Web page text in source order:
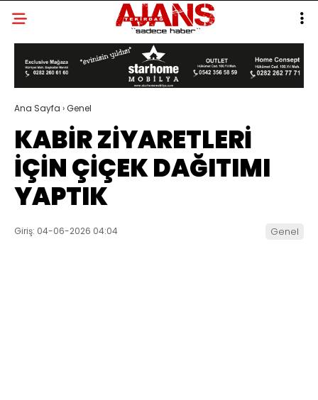
Ana Sayfa ›Genel
KABİR ZİYARETLERİ
İÇİN ÇİÇEK DAĞITIMI
YAPTIK
Giriş: 04-06-2026 04:04 Genel